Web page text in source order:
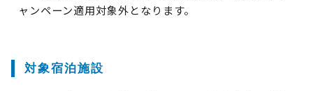
ャンペーン適用対象外となります。
対象宿泊施設